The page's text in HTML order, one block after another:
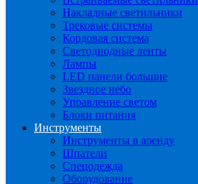
Накладные светильники
Трековые системы
Кордовая система
Светодиодные ленты
Лампы
LED панели большие
Звездное небо
Управление светом
Блоки питания
Инструменты
Инструменты в аренду
Шпатели
Спецодежда
Оборудование